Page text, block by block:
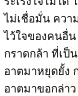
ไม่เชื่อมั่น ควา
ไว้ใจของคนอื่
กราดกล้า ที่เป็
อาตมาหยุดยั้ง
อาตมาขอกล่า